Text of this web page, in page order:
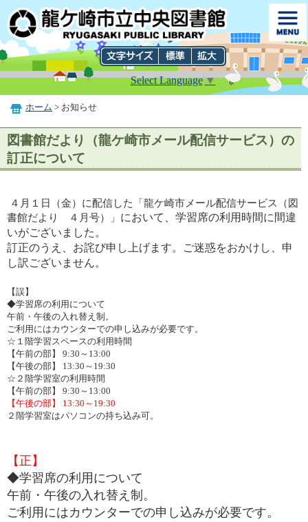
Select Language▼
ホーム > お知らせ
図書館だより（龍ケ崎市メール配信サービス）の
訂正について
４月１日（金）に配信した「龍ケ崎市メール配信サービス（図
書館だより ４月号）」 において、学習席の利用時間に間違
いがございました。
訂正のうえ、お詫び申し上げます。ご迷惑をおかけし、申
し訳ございません。
【誤】
◆学習席の利用について
午前・午後の入れ替え制。
ご利用にはカウンターでの申し込みが必要です。
☆１階学習スペースの利用時間
【午前の部】 9:30～13:00
【午後の部】 13:30～19:30
☆２階学習室の利用時間
【午前の部】 9:30～13:00
【午後の部】 13:30～19:30
２階学習室はパソコンの持ち込み可。
【正】
◆学習席の利用について
午前・午後の入れ替え制。
ご利用にはカウンターでの申し込みが必要です。